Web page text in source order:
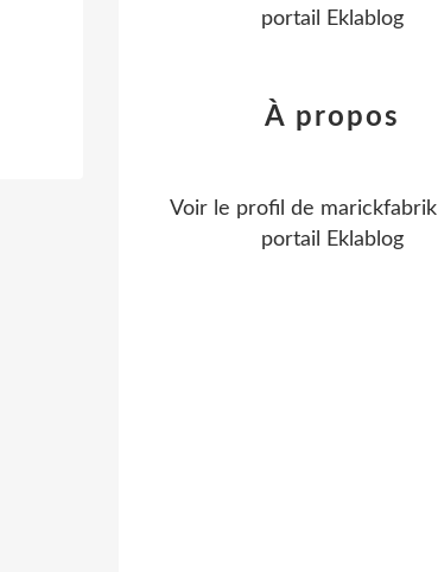
portail Eklablog
À propos
Voir le profil de marickfabrik
portail Eklablog